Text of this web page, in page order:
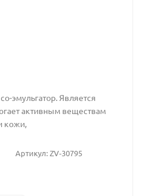
эмульгатор. Является
активным веществам
кожи,
Артикул:ZV-30795